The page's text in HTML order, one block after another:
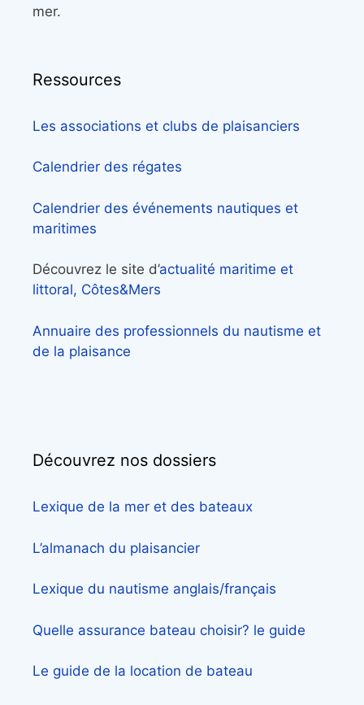
mer.
Ressources
Les associations et clubs de plaisanciers
Calendrier des régates
Calendrier des événements nautiques et
maritimes
Découvrez le site d’actualité maritime et
littoral, Côtes&Mers
Annuaire des professionnels du nautisme et
de la plaisance
Découvrez nos dossiers
Lexique de la mer et des bateaux
L’almanach du plaisancier
Lexique du nautisme anglais/français
Quelle assurance bateau choisir? le guide
Le guide de la location de bateau